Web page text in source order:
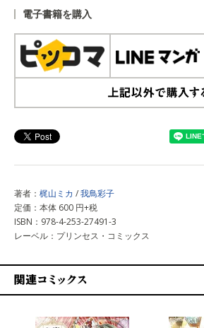
電子書籍を購入
著者： 梶山ミカ /我鳥彩子
定価：本体 600 円+税
ISBN：978-4-253-27491-3
レーベル：プリンセス・コミックス